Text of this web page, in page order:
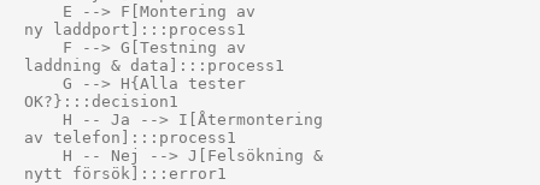
    E --> F[Montering av
ny laddport]:::process1
    F --> G[Testning av
laddning & data]:::process1
    G --> H{Alla tester
OK?}:::decision1
    H -- Ja --> I[Återmontering
av telefon]:::process1
    H -- Nej --> J[Felsökning &
nytt försök]:::error1